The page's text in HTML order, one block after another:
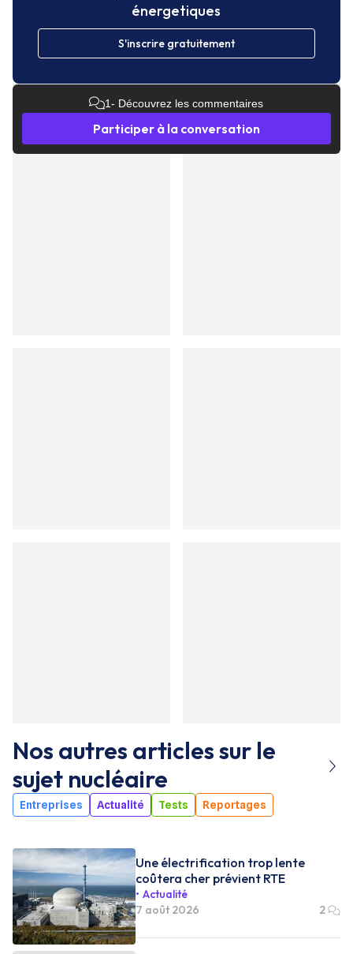
énergetiques
S'inscrire gratuitement
1- Découvrez les commentaires
Participer à la conversation
Nos autres articles sur le
sujet nucléaire
Entreprises Actualité Tests Reportages
Une électrification trop lente
coûtera cher prévient RTE
Actualité
7 août 2026
2